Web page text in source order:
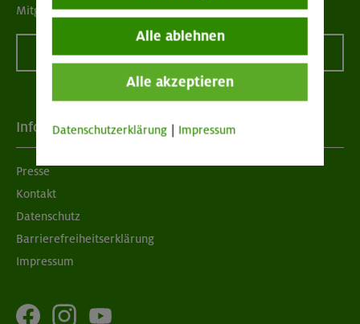
Mitgliedschaft kündigen
Vertrag widerrufen
Info
Presse
Kontakt
Datenschutz
Barrierefreiheitserklärung
Impressum
Alle ablehnen
Alle akzeptieren
Datenschutzerklärung Impressum